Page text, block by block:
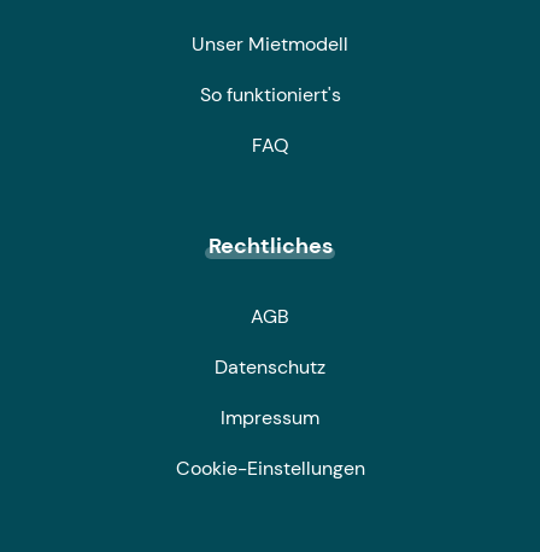
Unser Mietmodell
So funktioniert's
FAQ
Rechtliches
AGB
Datenschutz
Impressum
Cookie-Einstellungen